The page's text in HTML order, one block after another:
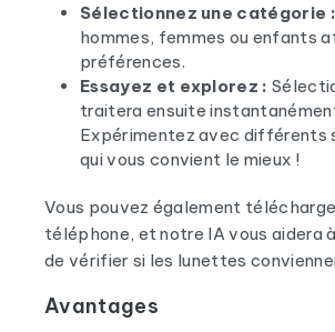
Sélectionnez une catégorie :
hommes, femmes ou enfants
préférences.
Essayez et explorez :
traitera ensuite
Expérimentez avec différents
qui vous convient le mieux !
Vous pouvez également
téléphone, et notre IA vous aidera
de vérifier si les lunettes
Avantages